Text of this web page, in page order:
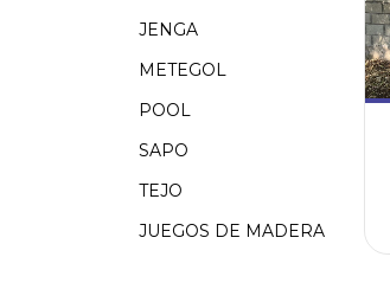
JENGA
METEGOL
POOL
SAPO
TEJO
JUEGOS DE MADERA